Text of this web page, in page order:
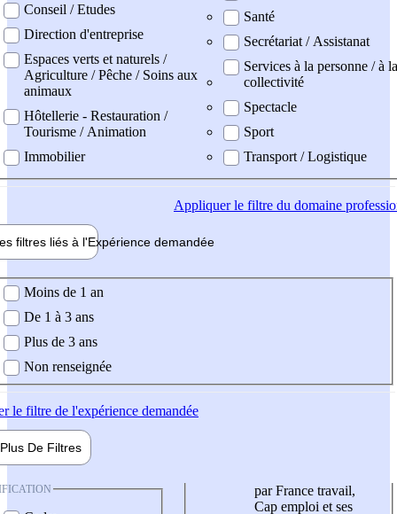
Conseil / Etudes
Direction d'entreprise
Espaces verts et naturels /
Agriculture / Pêche / Soins aux
animaux
Hôtellerie - Restauration /
Tourisme / Animation
Immobilier
Santé
Secrétariat / Assistanat
Services à la personne / à la
collectivité
Spectacle
Sport
Transport / Logistique
Appliquerle filtre du domaine
filtres liés à l'Expérience demandée
demandée
Moins de 1 an
De 1 à 3 ans
Plus de 3 ans
Non renseignée
le filtre de l'expérience demandée
Plus De Filtres
par France travail,
Cap emploi et ses